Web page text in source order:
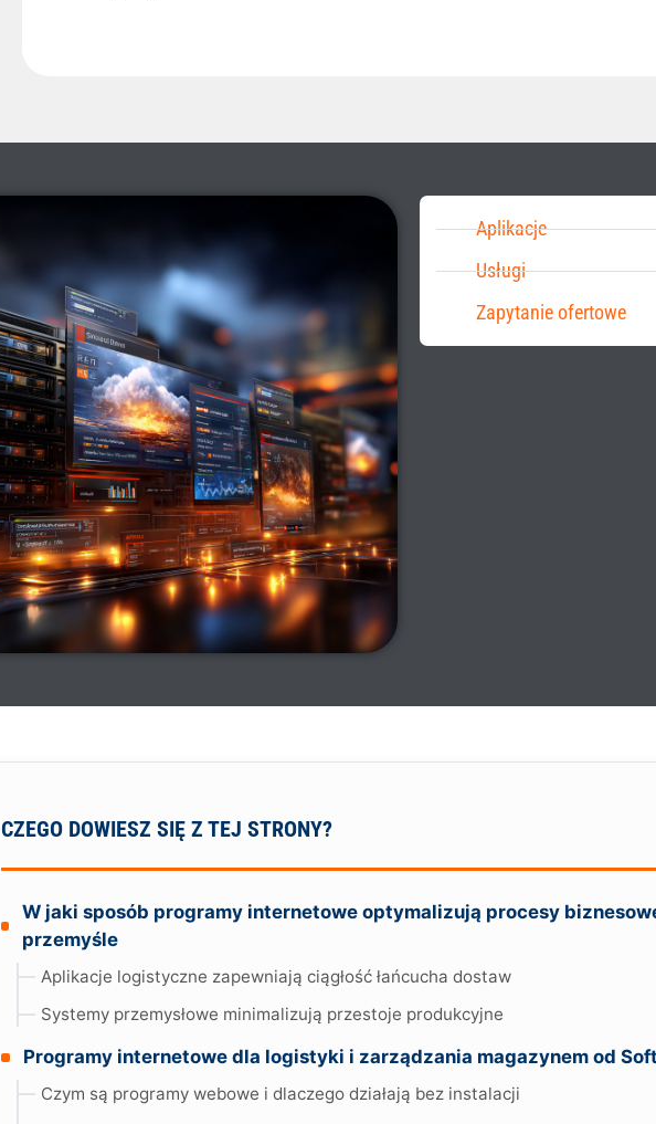
Aplikacje
Usługi
Zapytanie ofertowe
CZEGO DOWIESZ SIĘ Z TEJ STRONY?
W jaki sposób programy internetowe optymalizują procesy
przemyśle
Aplikacje logistyczne zapewniają ciągłość łańcucha dostaw
Systemy przemysłowe minimalizują przestoje produkcyjne
Programy internetowe dla logistyki i zarządzania magazynem od
Czym są programy webowe i dlaczego działają bez instalacji